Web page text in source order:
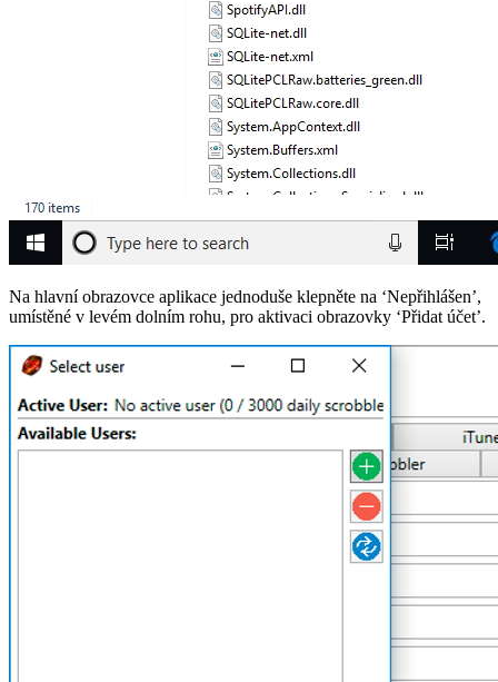
Na hlavní obrazovce aplikace jednoduše klepněte na ‘Nepřihlášen’,
umístěné v levém dolním rohu, pro aktivaci obrazovky ‘Přidat účet’.